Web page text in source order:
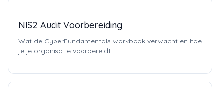
NIS2 Audit Voorbereiding
Wat de CyberFundamentals-workbook verwacht en hoe
je je organisatie voorbereidt